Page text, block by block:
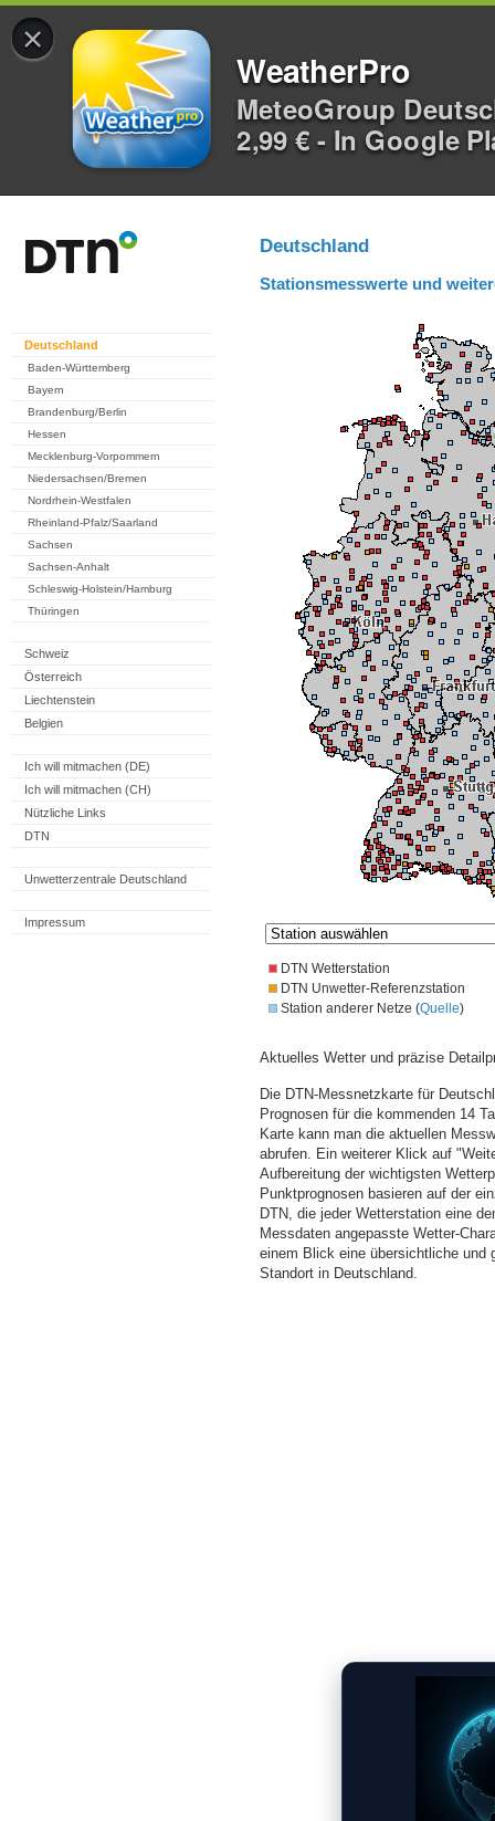
×
WeatherPro
MeteoGroup
2,99 € - In Google
Deutschland
Baden-Württemberg
Bayern
Brandenburg/Berlin
Hessen
Mecklenburg-Vorpommern
Niedersachsen/Bremen
Nordrhein-Westfalen
Rheinland-Pfalz/Saarland
Sachsen
Sachsen-Anhalt
Schleswig-Holstein/Hamburg
Thüringen
Schweiz
Österreich
Liechtenstein
Belgien
Ich will mitmachen (DE)
Ich will mitmachen (CH)
Nützliche Links
DTN
Unwetterzentrale Deutschland
Impressum
Deutschland
Stationsmesswerte und
DTN Wetterstation
DTN Unwetter-Referenzstation
Station anderer Netze (Quelle)
Aktuelles Wetter und präzise
Die DTN-Messnetzkarte für
Prognosen für die kommenden 14
Karte kann man die aktuellen
abrufen. Ein weiterer Klick auf
Aufbereitung der wichtigsten
Punktprognosen basieren auf der
DTN, die jeder Wetterstation eine
Messdaten angepasste Wetter-
einem Blick eine übersichtliche und
Standort in Deutschland.